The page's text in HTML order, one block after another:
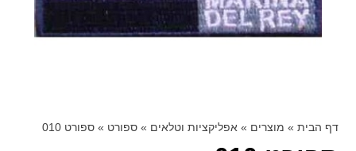
דף הבית » מוצרים » אפליקציות וטלאים »ספורט »ספורט 010